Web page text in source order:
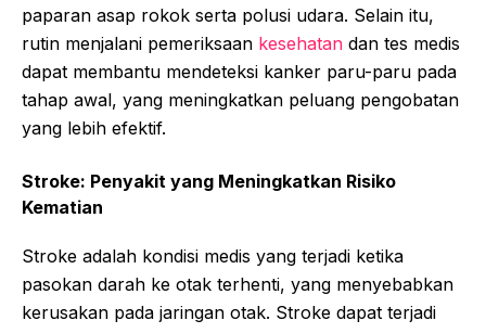
paparan asap rokok serta polusi udara. Selain itu,
rutin menjalani pemeriksaan kesehatan dan tes medis
dapat membantu mendeteksi kanker paru-paru pada
tahap awal, yang meningkatkan peluang pengobatan
yang lebih efektif.
Stroke: Penyakit yang Meningkatkan Risiko
Kematian
Stroke adalah kondisi medis yang terjadi ketika
pasokan darah ke otak terhenti, yang menyebabkan
kerusakan pada jaringan otak. Stroke dapat terjadi